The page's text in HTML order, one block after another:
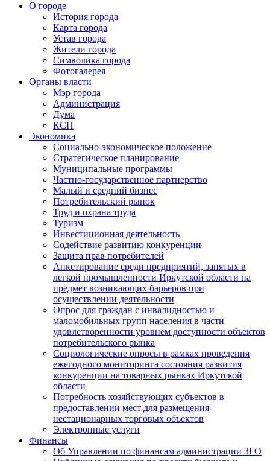
О городе
История города
Карта города
Устав города
Жители города
Символика города
Фотогалерея
Органы власти
Мэр города
Администрация
Дума
КСП
Экономика
Социально-экономическое положение
Стратегическое планирование
Муниципальные программы
Частно-государственное партнерство
Малый и средний бизнес
Потребительский рынок
Труд и охрана труда
Туризм
Инвестиционная деятельность
Содействие развитию конкуренции
Защита прав потребителей
Анкетирование среди предприятий, занятых в
легкой промышленности Иркутской области на
предмет возникающих барьеров при
осуществлении деятельности
Опрос для граждан с инвалидностью и
маломобильных групп населения в части
удовлетворенности уровнем доступности объектов
потребительского рынка
Социологические опросы в рамках проведения
ежегодного мониторинга состояния развития
конкуренции на товарных рынках Иркутской
области
Потребность хозяйствующих субъектов в
предоставлении мест для размещения
нестационарных торговых объектов
Электронные услуги
Финансы
Об Управлении по финансам администрации ЗГО